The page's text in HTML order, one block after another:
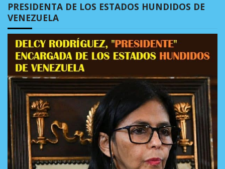
PRESIDENTA DE LOS ESTADOS HUNDIDOS DE
VENEZUELA